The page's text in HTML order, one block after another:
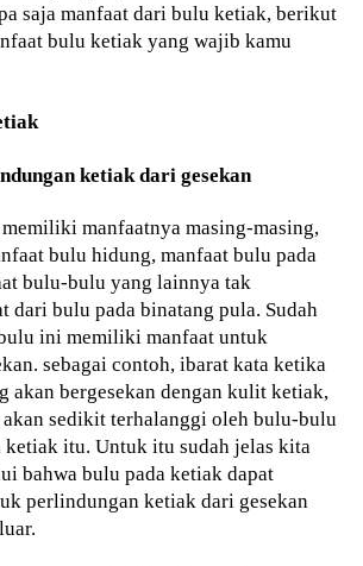
saja manfaat dari bulu ketiak, berikut
bulu ketiak yang wajib kamu
ketiak dari gesekan
manfaatnya masing-masing,
bulu hidung, manfaat bulu pada
bulu-bulu yang lainnya tak
dari bulu pada binatang pula. Sudah
ini memiliki manfaat untuk
sebagai contoh, ibarat kata ketika
akan bergesekan dengan kulit ketiak,
akan sedikit terhalanggi oleh bulu-bulu
ketiak itu. Untuk itu sudah jelas kita
bahwa bulu pada ketiak dapat
perlindungan ketiak dari gesekan